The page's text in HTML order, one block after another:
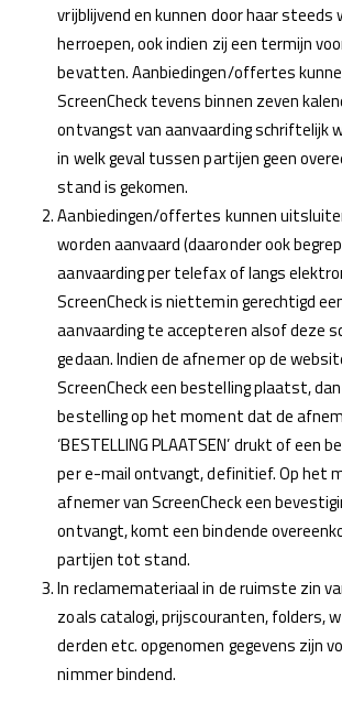
vrijblijvend en kunnen door haar steeds
herroepen, ook indien zij een termijn
bevatten. Aanbiedingen/offertes
ScreenCheck tevens binnen zeven
ontvangst van aanvaarding schriftelijk
in welk geval tussen partijen geen
stand is gekomen.
Aanbiedingen/offertes kunnen
worden aanvaard (daaronder ook
aanvaarding per telefax of langs
ScreenCheck is niettemin gerechtigd
aanvaarding te accepteren alsof deze
gedaan. Indien de afnemer op de
ScreenCheck een bestelling plaatst,
bestelling op het moment dat de
‘BESTELLING PLAATSEN’ drukt of een
per e-mail ontvangt, definitief. Op het
afnemer van ScreenCheck een
ontvangt, komt een bindende
partijen tot stand.
In reclamemateriaal in de ruimste zin
zoals catalogi, prijscouranten, folders,
derden etc. opgenomen gegevens zijn
nimmer bindend.